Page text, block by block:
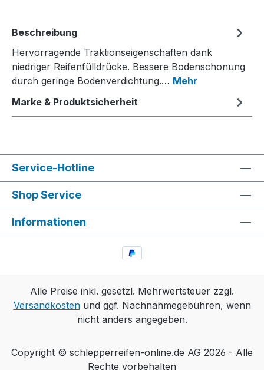
Beschreibung
Hervorragende Traktionseigenschaften dank
niedriger Reifenfülldrücke. Bessere Bodenschonung
durch geringe Bodenverdichtung.… Mehr
Marke & Produktsicherheit
Service-Hotline
Shop Service
Informationen
Alle Preise inkl. gesetzl. Mehrwertsteuer zzgl.
Versandkostenund ggf. Nachnahmegebühren, wenn
nicht anders angegeben.
Copyright © schlepperreifen-online.de AG 2026 - Alle
Rechte vorbehalten